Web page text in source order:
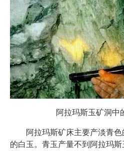
阿拉玛斯玉矿洞中
阿拉玛斯矿床主要产淡青色
的白玉。青玉产量不到阿拉玛